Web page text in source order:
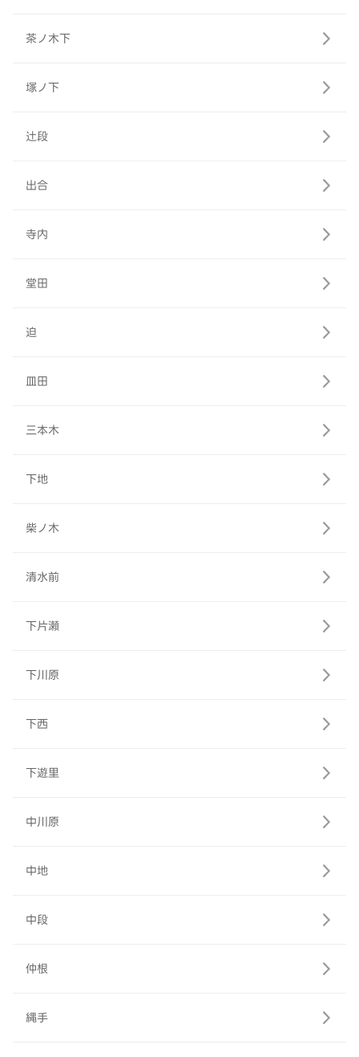
茶ノ木下
塚ノ下
辻段
出合
寺内
堂田
迫
皿田
三本木
下地
柴ノ木
清水前
下片瀬
下川原
下西
下遊里
中川原
中地
中段
仲根
縄手